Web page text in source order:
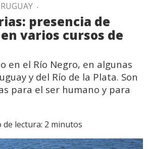
.
presencia de
varios cursos de
en el Río Negro, en algunas
y del Río de la Plata. Son
para el ser humano y para
de lectura: 2 minutos